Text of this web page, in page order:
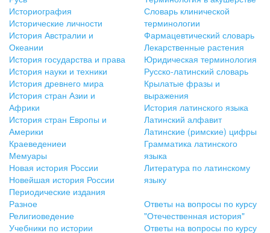
Историография
Исторические личности
История Австралии и
Океании
История государства и права
История науки и техники
История древнего мира
История стран Азии и
Африки
История стран Европы и
Америки
Краеведениеи
Мемуары
Новая история России
Новейшая история России
Периодические издания
Разное
Религиоведение
Учебники по истории
Словарь клинической
терминологии
Фармацевтический словарь
Лекарственные растения
Юридическая терминология
Русско-латинский словарь
Крылатые фразы и
выражения
История латинского языка
Латинский алфавит
Латинские (римские) цифры
Грамматика латинского
языка
Литература по латинскому
языку
Ответы на вопросы по курсу
"Отечественная история"
Ответы на вопросы по курсу